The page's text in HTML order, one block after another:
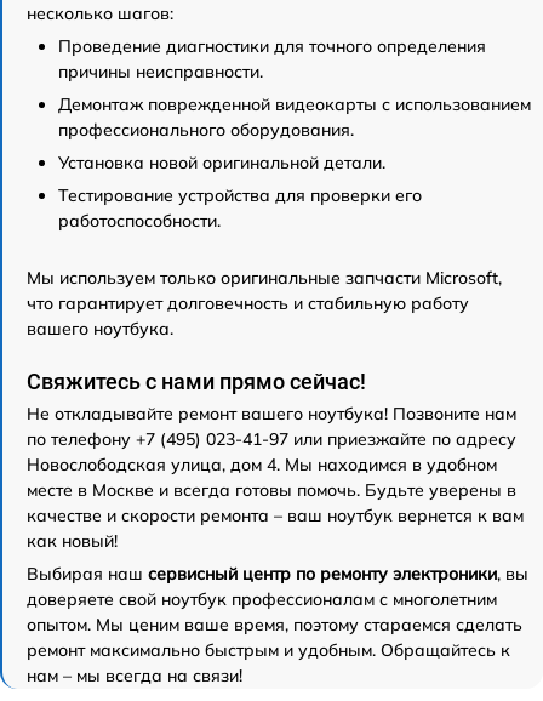
несколько шагов:
Проведение диагностики для точного определения
причины неисправности.
Демонтаж поврежденной видеокарты с использованием
профессионального оборудования.
Установка новой оригинальной детали.
Тестирование устройства для проверки его
работоспособности.
Мы используем только оригинальные запчасти Microsoft,
что гарантирует долговечность и стабильную работу
вашего ноутбука.
Свяжитесь с нами прямо сейчас!
Не откладывайте ремонт вашего ноутбука! Позвоните нам
по телефону +7 (495) 023-41-97 или приезжайте по адресу
Новослободская улица, дом 4. Мы находимся в удобном
месте в Москве и всегда готовы помочь. Будьте уверены в
качестве и скорости ремонта – ваш ноутбук вернется к вам
как новый!
Выбирая наш сервисный центр по ремонту электроники, вы
доверяете свой ноутбук профессионалам с многолетним
опытом. Мы ценим ваше время, поэтому стараемся сделать
ремонт максимально быстрым и удобным. Обращайтесь к
нам – мы всегда на связи!